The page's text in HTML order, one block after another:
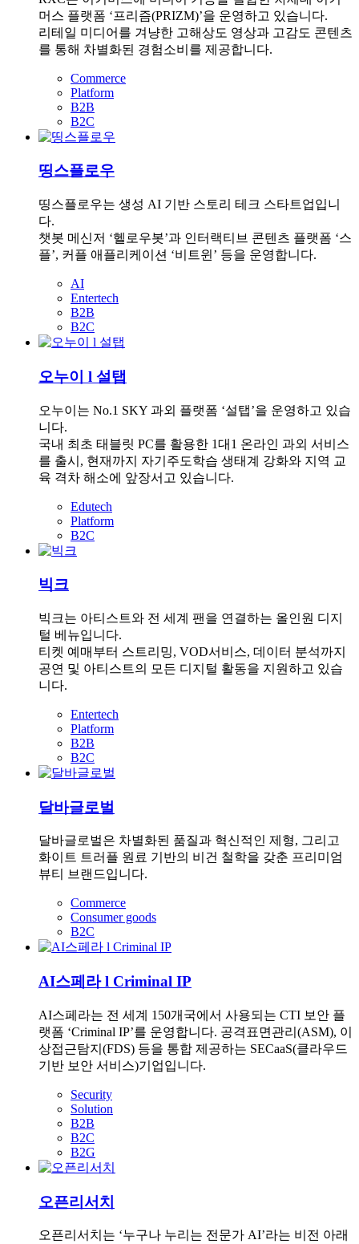
머스 플랫폼 ‘프리즘(PRIZM)’을 운영하고 있습니다.
리테일 미디어를 겨냥한 고해상도 영상과 고감도 콘텐츠
를 통해 차별화된 경험소비를 제공합니다.
Commerce
Platform
B2B
B2C
띵스플로우
띵스플로우는 생성 AI 기반 스토리 테크 스타트업입니
다.
챗봇 메신저 ‘헬로우봇’과 인터랙티브 콘텐츠 플랫폼 ‘스
플’, 커플 애플리케이션 ‘비트윈’ 등을 운영합니다.
AI
Entertech
B2B
B2C
오누이 l 설탭
오누이는 No.1 SKY 과외 플랫폼 ‘설탭’을 운영하고 있습
니다.
국내 최초 태블릿 PC를 활용한 1대1 온라인 과외 서비스
를 출시, 현재까지 자기주도학습 생태계 강화와 지역 교
육 격차 해소에 앞장서고 있습니다.
Edutech
Platform
B2C
빅크
빅크는 아티스트와 전 세계 팬을 연결하는 올인원 디지
털 베뉴입니다.
티켓 예매부터 스트리밍, VOD서비스, 데이터 분석까지
공연 및 아티스트의 모든 디지털 활동을 지원하고 있습
니다.
Entertech
Platform
B2B
B2C
달바글로벌
달바글로벌은 차별화된 품질과 혁신적인 제형, 그리고
화이트 트러플 원료 기반의 비건 철학을 갖춘 프리미엄
뷰티 브랜드입니다.
Commerce
Consumer goods
B2C
AI스페라 l Criminal IP
AI스페라는 전 세계 150개국에서 사용되는 CTI 보안 플
랫폼 ‘Criminal IP’를 운영합니다. 공격표면관리(ASM), 이
상접근탐지(FDS) 등을 통합 제공하는 SECaaS(클라우드
기반 보안 서비스)기업입니다.
Security
Solution
B2B
B2C
B2G
오픈리서치
오픈리서치는 ‘누구나 누리는 전문가 AI’라는 비전 아래